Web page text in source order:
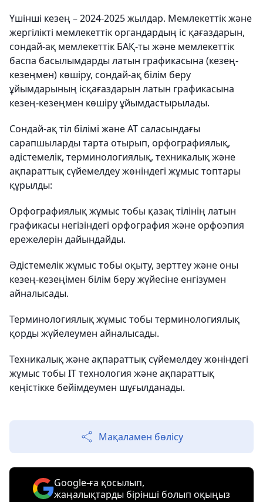
Үшінші кезең – 2024-2025 жылдар. Мемлекеттік және
жергілікті мемлекеттік органдардың іс қағаздарын,
сондай-ақ мемлекеттік БАҚ-ты және мемлекеттік
баспа басылымдарды латын графикасына (кезең-
кезеңмен) көшіру, сондай-ақ білім беру
ұйымдарының ісқағаздарын латын графикасына
кезең-кезеңмен көшіру ұйымдастырылады.
Сондай-ақ тіл білімі және АТ саласындағы
сарапшыларды тарта отырып, орфографиялық,
әдістемелік, терминологиялық, техникалық және
ақпараттық сүйемелдеу жөніндегі жұмыс топтары
құрылды:
Орфографиялық жұмыс тобы қазақ тілінің латын
графикасы негізіндегі орфография және орфоэпия
ережелерін дайындайды.
Әдістемелік жұмыс тобы оқыту, зерттеу және оны
кезең-кезеңімен білім беру жүйесіне енгізумен
айналысады.
Терминологиялық жұмыс тобы терминологиялық
қорды жүйелеумен айналысады.
Техникалық және ақпараттық сүйемелдеу жөніндегі
жұмыс тобы IT технология және ақпараттық
кеңістікке бейімдеумен шұғылданады.
Мақаламен бөлісу
Google-ға қосылып,
жаңалықтарды бірінші болып оқыңыз